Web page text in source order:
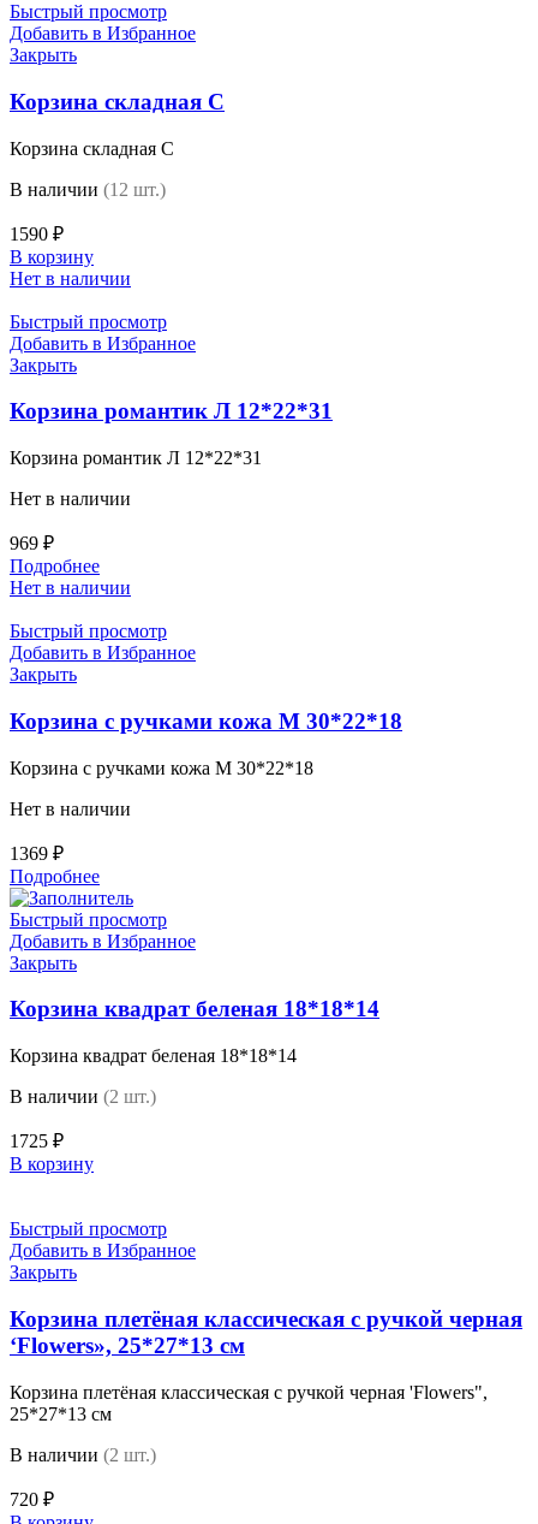
Быстрый просмотр
Добавить в Избранное
Закрыть
Корзина складная C
Корзина складная C
В наличии (12 шт.)
1590 ₽
В корзину
Нет в наличии
Быстрый просмотр
Добавить в Избранное
Закрыть
Корзина романтик Л 12*22*31
Корзина романтик Л 12*22*31
Нет в наличии
969 ₽
Подробнее
Нет в наличии
Быстрый просмотр
Добавить в Избранное
Закрыть
Корзина с ручками кожа М 30*22*18
Корзина с ручками кожа М 30*22*18
Нет в наличии
1369 ₽
Подробнее
Быстрый просмотр
Добавить в Избранное
Закрыть
Корзина квадрат беленая 18*18*14
Корзина квадрат беленая 18*18*14
В наличии (2 шт.)
1725 ₽
В корзину
Быстрый просмотр
Добавить в Избранное
Закрыть
Корзина плетёная классическая с ручкой черная
‘Flowers», 25*27*13 см
Корзина плетёная классическая с ручкой черная 'Flowers",
25*27*13 см
В наличии (2 шт.)
720 ₽